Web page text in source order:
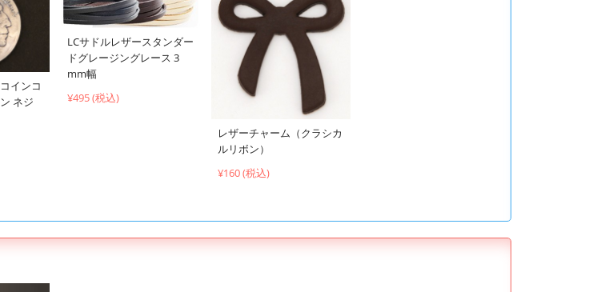
インコ
ネジ
LCサドルレザースタンダー
ドグレージングレース 3
mm幅
¥495 (税込)
レザーチャーム（クラシカ
ルリボン）
¥160 (税込)